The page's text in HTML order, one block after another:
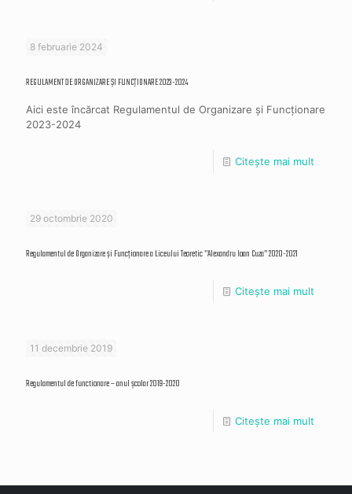
8 februarie 2024
REGULAMENT DE ORGANIZARE ȘI FUNCȚIONARE 2023-2024
Aici este încărcat Regulamentul de Organizare și Funcționare
2023-2024
Citește mai mult
29 octombrie 2020
Regulamentul de Organizare și Funcționare a Liceului Teoretic ”Alexandru Ioan Cuza” 2020-2021
Citește mai mult
11 decembrie 2019
Regulamentul de functionare – anul școlar 2019-2020
Citește mai mult